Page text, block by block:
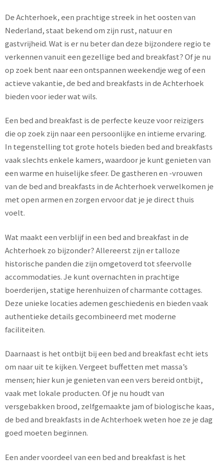
De Achterhoek, een prachtige streek in het oosten van
Nederland, staat bekend om zijn rust, natuur en
gastvrijheid. Wat is er nu beter dan deze bijzondere regio te
verkennen vanuit een gezellige bed and breakfast? Of je nu
op zoek bent naar een ontspannen weekendje weg of een
actieve vakantie, de bed and breakfasts in de Achterhoek
bieden voor ieder wat wils.
Een bed and breakfast is de perfecte keuze voor reizigers
die op zoek zijn naar een persoonlijke en intieme ervaring.
In tegenstelling tot grote hotels bieden bed and breakfasts
vaak slechts enkele kamers, waardoor je kunt genieten van
een warme en huiselijke sfeer. De gastheren en -vrouwen
van de bed and breakfasts in de Achterhoek verwelkomen je
met open armen en zorgen ervoor dat je je direct thuis
voelt.
Wat maakt een verblijf in een bed and breakfast in de
Achterhoek zo bijzonder? Allereerst zijn er talloze
historische panden die zijn omgetoverd tot sfeervolle
accommodaties. Je kunt overnachten in prachtige
boerderijen, statige herenhuizen of charmante cottages.
Deze unieke locaties ademen geschiedenis en bieden vaak
authentieke details gecombineerd met moderne
faciliteiten.
Daarnaast is het ontbijt bij een bed and breakfast echt iets
om naar uit te kijken. Vergeet buffetten met massa’s
mensen; hier kun je genieten van een vers bereid ontbijt,
vaak met lokale producten. Of je nu houdt van
versgebakken brood, zelfgemaakte jam of biologische kaas,
de bed and breakfasts in de Achterhoek weten hoe ze je dag
goed moeten beginnen.
Een ander voordeel van een bed and breakfast is het